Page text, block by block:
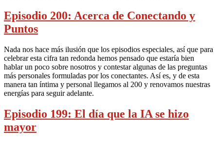
Episodio 200: Acerca de Conectando y
Puntos
Nada nos hace más ilusión que los episodios especiales, así que para
celebrar esta cifra tan redonda hemos pensado que estaría bien
hablar un poco sobre nosotros y contestar algunas de las preguntas
más personales formuladas por los conectantes. Así es, y de esta
manera tan íntima y personal llegamos al 200 y renovamos nuestras
energías para seguir adelante.
Episodio 199: El día que la IA se hizo
mayor